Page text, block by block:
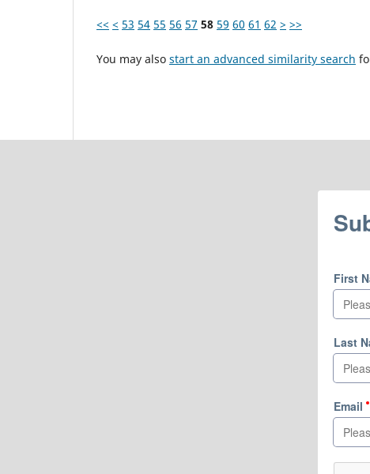
<< < 53 54 55 56 57 58 59 60 61 62 > >>
You may also start an advanced similarity search